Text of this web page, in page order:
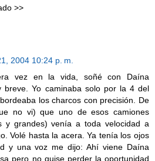
>>
2004 10:24 p. m.
vez en la vida, soñé con Daína
breve. Yo caminaba solo por la 4 del
los charcos con precisión. De
no vi) que uno de esos camiones
y grandes) venía a toda velocidad a
Volé hasta la acera. Ya tenía los ojos
y una voz me dijo: Ahí viene Daína
pero no quise perder la oportunidad